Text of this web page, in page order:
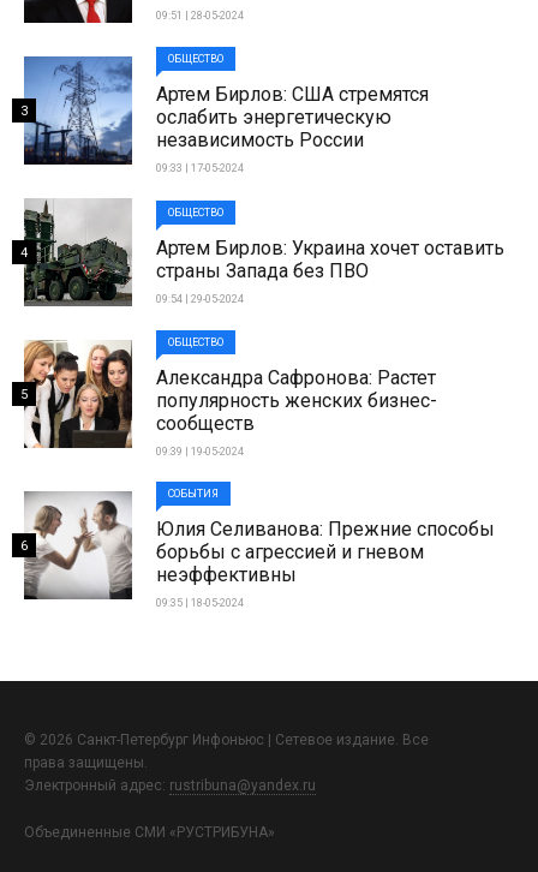
09:51 | 28-05-2024
ОБЩЕСТВО
Артем Бирлов: США стремятся
ослабить энергетическую
независимость России
09:33 | 17-05-2024
3
ОБЩЕСТВО
Артем Бирлов: Украина хочет оставить
страны Запада без ПВО
09:54 | 29-05-2024
4
ОБЩЕСТВО
Александра Сафронова: Растет
популярность женских бизнес-
сообществ
09:39 | 19-05-2024
5
СОБЫТИЯ
Юлия Селиванова: Прежние способы
борьбы с агрессией и гневом
неэффективны
09:35 | 18-05-2024
6
© 2026 Санкт-Петербург Инфоньюс | Сетевое издание. Все
права защищены.
Электронный адрес: rustribuna@yandex.ru
Объединенные СМИ «РУСТРИБУНА»